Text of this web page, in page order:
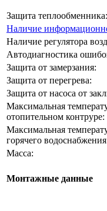
Защита теплообменника:
Наличие
Наличие регулятора
Автодиагностика
Защита от замерзания:
Защита от перегрева:
Защита от насоса от
Максимальная
отопительном контруре:
Максимальная
горячего
Масса:
Монтажные данные